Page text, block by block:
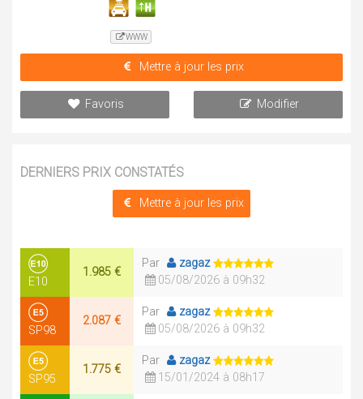
WWW
Mettre à jour les prix
Favoris Modifier
DERNIERS PRIX CONSTATÉS
Mettre à jour les prix
E10
1.985 €
Par
zagaz
05/08/2026 à 09h32
SP98
2.087 €
Par
zagaz
05/08/2026 à 09h32
SP95
1.775 €
Par
zagaz
15/01/2024 à 08h17